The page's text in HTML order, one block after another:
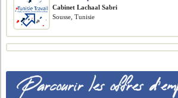
Cabinet Lachaal Sabri
Sousse, Tunisie